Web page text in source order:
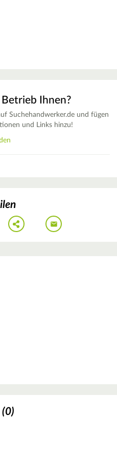
Ihnen?
Suchehandwerker.de und fügen
und Links hinzu!